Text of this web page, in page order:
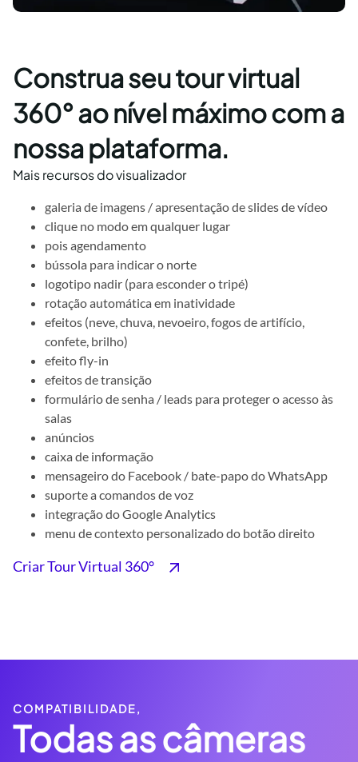
Construa seu tour virtual
360° ao nível máximo com a
nossa plataforma.
Mais recursos do visualizador
galeria de imagens / apresentação de slides de vídeo
clique no modo em qualquer lugar
pois agendamento
bússola para indicar o norte
logotipo nadir (para esconder o tripé)
rotação automática em inatividade
efeitos (neve, chuva, nevoeiro, fogos de artifício,
confete, brilho)
efeito fly-in
efeitos de transição
formulário de senha / leads para proteger o acesso às
salas
anúncios
caixa de informação
mensageiro do Facebook / bate-papo do WhatsApp
suporte a comandos de voz
integração do Google Analytics
menu de contexto personalizado do botão direito
Criar Tour Virtual 360°
COMPATIBILIDADE,
Todas as câmeras